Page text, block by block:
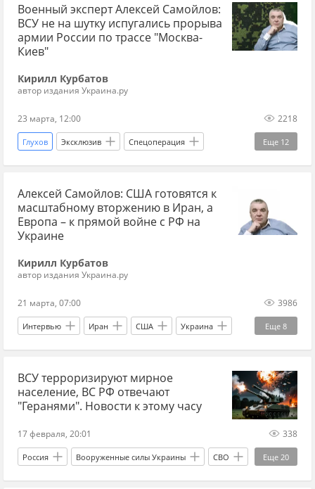
Вооруженные силы Украины СВО
дзен новости СВО новости СВО сейчас
новости СВО Россия
прогнозы СВО наступление ВС РФ
война на Украине Украина.ру Дзен
Военный эксперт Алексей Самойлов:
ВСУ не на шутку испугались прорыва
армии России по трассе "Москва-
Киев"
Кирилл Курбатов
автор издания Украина.ру
23 марта, 12:00 2218
Еще 12
Глухов Эксклюзив Спецоперация
Украина Россия Алексей Самойлов
Вооруженные силы Украины Александр Коц
Киев Москва
Славянско-Краматорская агломерация
Запорожская область
Алексей Самойлов: США готовятся к
масштабному вторжению в Иран, а
Европа – к прямой войне с РФ на
Украине
Кирилл Курбатов
автор издания Украина.ру
21 марта, 07:00 3986
Еще 8
Интервью Иран США Украина
Алексей Самойлов Владимир Зеленский
Вооруженные силы Украины F-35
ПВО СВО Сумская область
ВСУ терроризируют мирное
население, ВС РФ отвечают
"Геранями". Новости к этому часу
17 февраля, 20:01 338
Еще 20
Россия Вооруженные силы Украины СВО
новости СВО сейчас новости СВО Россия